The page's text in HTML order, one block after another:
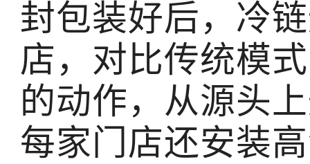
封包装好后，冷
店，对比传统模
的动作，从源头
每家门店还安装